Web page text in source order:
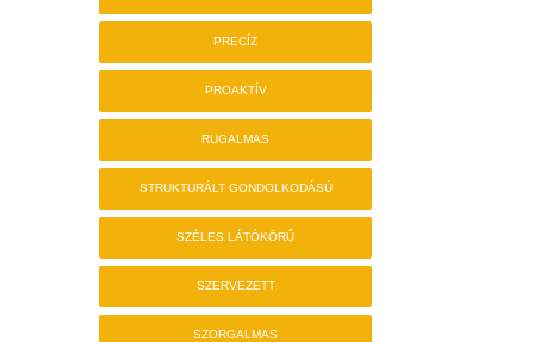
PRECÍZ
PROAKTÍV
RUGALMAS
STRUKTURÁLT GONDOLKODÁSÚ
SZÉLES LÁTÓKÖRŰ
SZERVEZETT
SZORGALMAS